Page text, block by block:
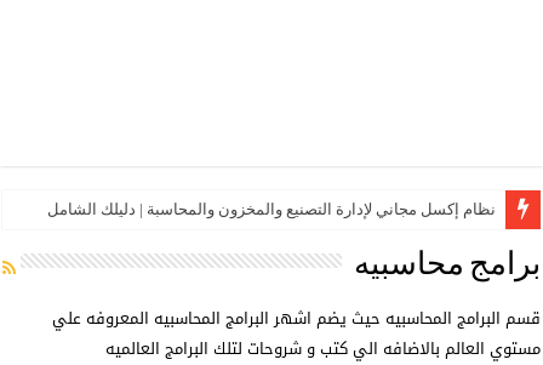
نظام إكسل مجاني لإدارة التصنيع والمخزون والمحاسبة | دليلك الشامل
برامج محاسبيه
قسم البرامج المحاسبيه حيث يضم اشهر البرامج المحاسبيه المعروفه علي
مستوي العالم بالاضافه الي كتب و شروحات لتلك البرامج العالميه